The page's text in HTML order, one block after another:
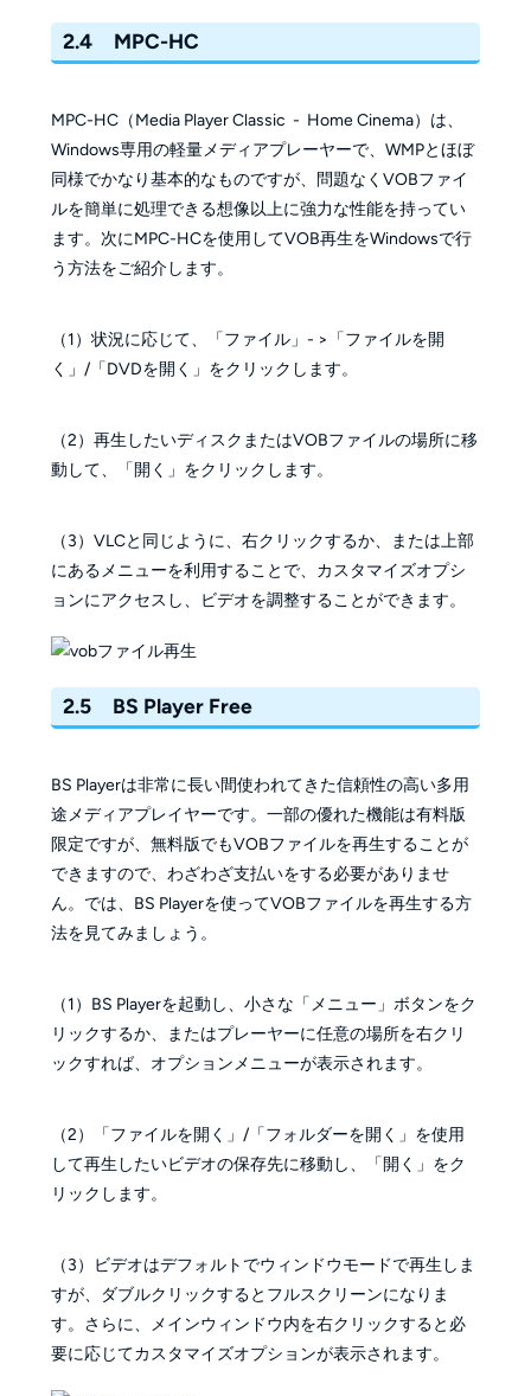
2.4 MPC-HC
MPC-HC（Media Player Classic - Home Cinema）は、
Windows専用の軽量メディアプレーヤーで、WMPとほぼ
同様でかなり基本的なものですが、問題なくVOBファイ
ルを簡単に処理できる想像以上に強力な性能を持ってい
ます。次にMPC-HCを使用してVOB再生をWindowsで行
う方法をご紹介します。
（1）状況に応じて、「ファイル」- >「ファイルを開
く」/「DVDを開く」をクリックします。
（2）再生したいディスクまたはVOBファイルの場所に移
動して、「開く」をクリックします。
（3）VLCと同じように、右クリックするか、または上部
にあるメニューを利用することで、カスタマイズオプシ
ョンにアクセスし、ビデオを調整することができます。
2.5 BS Player Free
BS Playerは非常に長い間使われてきた信頼性の高い多用
途メディアプレイヤーです。一部の優れた機能は有料版
限定ですが、無料版でもVOBファイルを再生することが
できますので、わざわざ支払いをする必要がありませ
ん。では、BS Playerを使ってVOBファイルを再生する方
法を見てみましょう。
（1）BS Playerを起動し、小さな「メニュー」ボタンをク
リックするか、またはプレーヤーに任意の場所を右クリ
ックすれば、オプションメニューが表示されます。
（2）「ファイルを開く」/「フォルダーを開く」を使用
して再生したいビデオの保存先に移動し、「開く」をク
リックします。
（3）ビデオはデフォルトでウィンドウモードで再生しま
すが、ダブルクリックするとフルスクリーンになりま
す。さらに、メインウィンドウ内を右クリックすると必
要に応じてカスタマイズオプションが表示されます。